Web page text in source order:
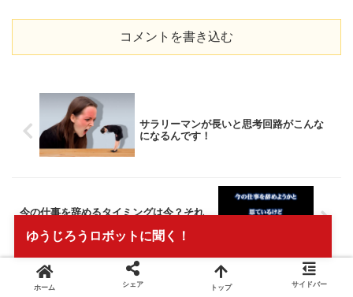
コメントを書き込む
サラリーマンが長いと思考回路がこんな
になるんです！
今の仕事を辞めるタイミングは今？それ
この先が不安でしょうがない ワクワクする仕事
ホーム シェア トップ サイドバー
ゆうじろうロボットに聞く！